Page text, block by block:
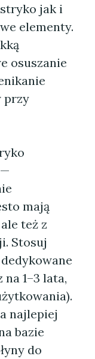
jak i
elementy.
osuszanie
przy
mają
też z
Stosuj
1–3 lata,
najlepiej
bazie
do